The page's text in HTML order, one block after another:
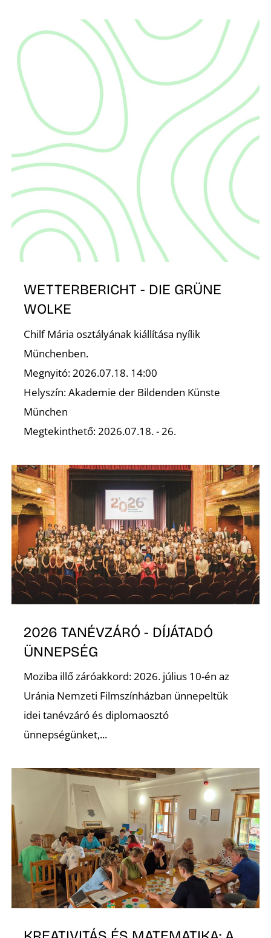
WETTERBERICHT - DIE GRÜNE
WOLKE
Chilf Mária osztályának kiállítása nyílik
Münchenben.
Megnyitó: 2026.07.18. 14:00
Helyszín: Akademie der Bildenden Künste
München
Megtekinthető: 2026.07.18. - 26.
2026 TANÉVZÁRÓ - DÍJÁTADÓ
ÜNNEPSÉG
Moziba illő záróakkord: 2026. július 10-én az
Uránia Nemzeti Filmszínházban ünnepeltük
idei tanévzáró és diplomaosztó
ünnepségünket,...